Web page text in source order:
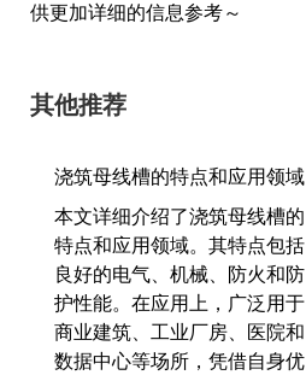
供更加详细的信息参考～
其他推荐
浇筑母线槽的特点和应用领域
本文详细介绍了浇筑母线槽的
特点和应用领域。其特点包括
良好的电气、机械、防火和防
护性能。在应用上，广泛用于
商业建筑、工业厂房、医院和
数据中心等场所，凭借自身优